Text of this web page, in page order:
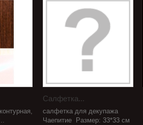
Салфетка...
салфетка для декупажа
Чаепитие Размер: 33*33 см